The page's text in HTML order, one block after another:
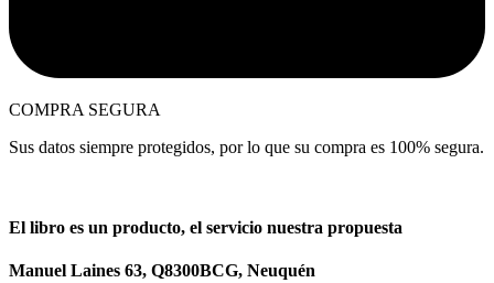
COMPRA SEGURA
Sus datos siempre protegidos, por lo que su compra es 100% segura.
El libro es un producto, el servicio nuestra propuesta
Manuel Laines 63, Q8300BCG, Neuquén